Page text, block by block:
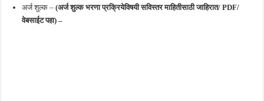
अर्ज शुल्क –(अर्ज शुल्क भरणा प्रक्रियेविषयी सविस्तर माहितीसाठी जाहिरात/ PDF/
वेबसाईट पहा) –